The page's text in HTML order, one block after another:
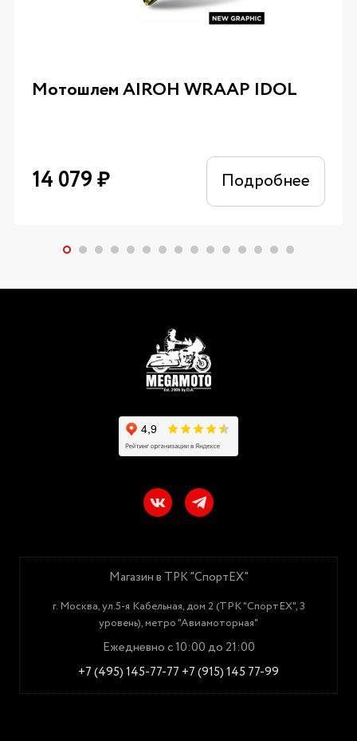
Мотошлем AIROH WRAAP IDOL
14 079₽ Подробнее
Магазин в ТРК "СпортЕХ"
г. Москва, ул.5-я Кабельная, дом 2 (ТРК "СпортЕХ", 3
уровень), метро "Авиамоторная"
Ежедневно с 10:00 до 21:00
+7 (495) 145-77-77 +7 (915) 145 77-99